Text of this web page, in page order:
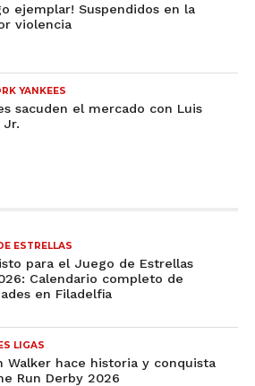
ejemplar! Suspendidos en la
violencia
YANKEES
sacuden el mercado con Luis
Jr.
ESTRELLAS
para el Juego de Estrellas
Calendario completo de
en Filadelfia
LIGAS
Walker hace historia y conquista
Run Derby 2026